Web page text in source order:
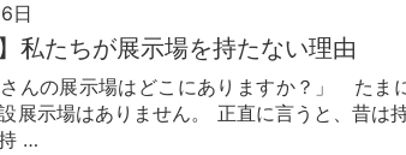
日
】私たちが展示場を持たない理由
さんの展示場はどこにありますか？」 たま
展示場はありません。 正直に言うと、昔は
…